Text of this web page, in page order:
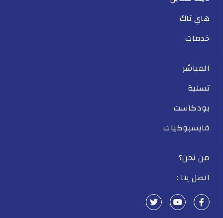
هاي تاك
خدمات
المباشر
تسلية
بودكاست
فايسبوكيات
من نحن؟
اتصل بنا :